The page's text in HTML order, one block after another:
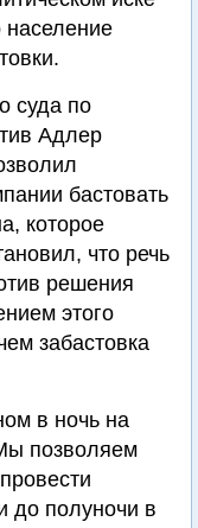
население
суда по
Адлер
бастовать
которое
что речь
решения
этого
забастовка
в ночь на
позволяем
до полуночи в